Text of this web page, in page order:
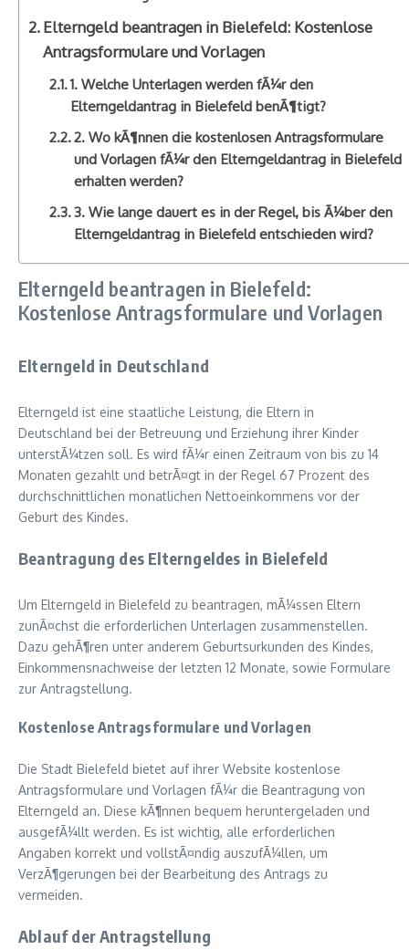
Elterngeld beantragen in Bielefeld: Kostenlose
Antragsformulare und Vorlagen
1. Welche Unterlagen werden fÃ¼r den
Elterngeldantrag in Bielefeld benÃ¶tigt?
2. Wo kÃ¶nnen die kostenlosen Antragsformulare
und Vorlagen fÃ¼r den Elterngeldantrag in Bielefeld
erhalten werden?
3. Wie lange dauert es in der Regel, bis Ã¼ber den
Elterngeldantrag in Bielefeld entschieden wird?
Elterngeld beantragen in Bielefeld:
Kostenlose Antragsformulare und Vorlagen
Elterngeld in Deutschland
Elterngeld ist eine staatliche Leistung, die Eltern in
Deutschland bei der Betreuung und Erziehung ihrer Kinder
unterstÃ¼tzen soll. Es wird fÃ¼r einen Zeitraum von bis zu 14
Monaten gezahlt und betrÃ¤gt in der Regel 67 Prozent des
durchschnittlichen monatlichen Nettoeinkommens vor der
Geburt des Kindes.
Beantragung des Elterngeldes in Bielefeld
Um Elterngeld in Bielefeld zu beantragen, mÃ¼ssen Eltern
zunÃ¤chst die erforderlichen Unterlagen zusammenstellen.
Dazu gehÃ¶ren unter anderem Geburtsurkunden des Kindes,
Einkommensnachweise der letzten 12 Monate, sowie Formulare
zur Antragstellung.
Kostenlose Antragsformulare und Vorlagen
Die Stadt Bielefeld bietet auf ihrer Website kostenlose
Antragsformulare und Vorlagen fÃ¼r die Beantragung von
Elterngeld an. Diese kÃ¶nnen bequem heruntergeladen und
ausgefÃ¼llt werden. Es ist wichtig, alle erforderlichen
Angaben korrekt und vollstÃ¤ndig auszufÃ¼llen, um
VerzÃ¶gerungen bei der Bearbeitung des Antrags zu
vermeiden.
Ablauf der Antragstellung